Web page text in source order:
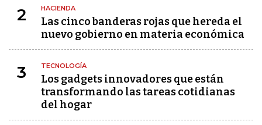
2 HACIENDA
Las cinco banderas rojas que hereda el
nuevo gobierno en materia económica
3 TECNOLOGÍA
Los gadgets innovadores que están
transformando las tareas cotidianas
del hogar